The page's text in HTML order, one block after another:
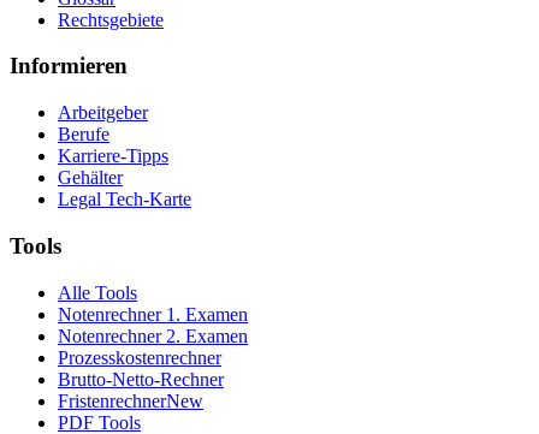
Rechtsgebiete
Informieren
Arbeitgeber
Berufe
Karriere-Tipps
Gehälter
Legal Tech-Karte
Tools
Alle Tools
Notenrechner 1. Examen
Notenrechner 2. Examen
Prozesskostenrechner
Brutto-Netto-Rechner
FristenrechnerNew
PDF Tools